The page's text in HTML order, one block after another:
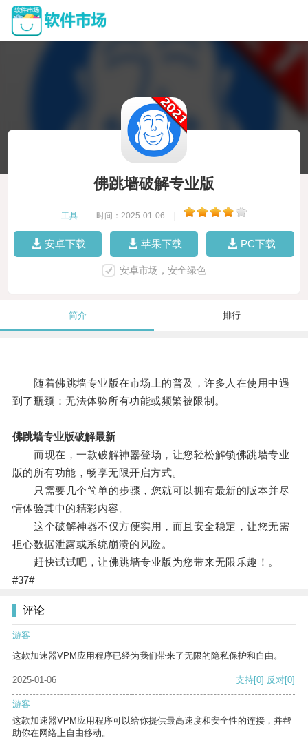
佛跳墙破解专业版
工具 时间：2025-01-06
安卓下载 苹果下载 PC下载
安卓市场，安全绿色
简介 排行
随着佛跳墙专业版在市场上的普及，许多人在使用中遇
到了瓶颈：无法体验所有功能或频繁被限制。
佛跳墙专业版破解最新
而现在，一款破解神器登场，让您轻松解锁佛跳墙专业
版的所有功能，畅享无限开启方式。
只需要几个简单的步骤，您就可以拥有最新的版本并尽
情体验其中的精彩内容。
这个破解神器不仅方便实用，而且安全稳定，让您无需
担心数据泄露或系统崩溃的风险。
赶快试试吧，让佛跳墙专业版为您带来无限乐趣！。
#37#
评论
游客
这款加速器VPM应用程序已经为我们带来了无限的隐私保护和自由。
2025-01-06 支持[0] 反对[0]
游客
这款加速器VPM应用程序可以给你提供最高速度和安全性的连接，并帮
助你在网络上自由移动。